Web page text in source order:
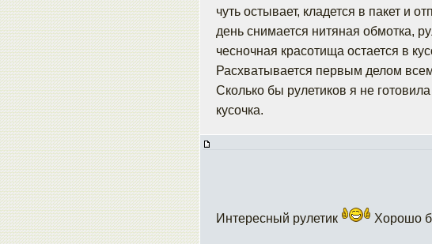
чуть остывает, кладется в пакет и
день снимается нитяная обмотка,
чесночная красотища остается в
Расхватывается первым делом
Сколько бы рулетиков я не
кусочка.
Интересный рулетик Хорошо